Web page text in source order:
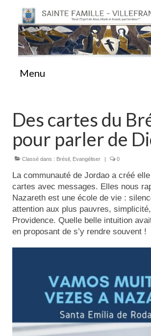
Menu
Sainte Emilie
La Congrégation
La Maison-Mère
Actualités
Des cartes du
pour parler de
Classé dans : Brésil Evangéliser 0
La communauté de Jordao a créé
cartes avec messages. Elles nous
Nazareth est une école de vie :
attention aux plus pauvres,
Providence. Quelle belle intuition
en proposant de s’y rendre souvent !